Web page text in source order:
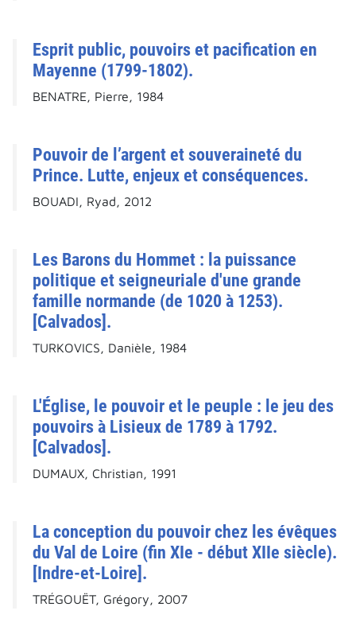
Esprit public, pouvoirs et pacification en
Mayenne (1799-1802).
BENATRE, Pierre, 1984
Pouvoir de l’argent et souveraineté du
Prince. Lutte, enjeux et conséquences.
BOUADI, Ryad, 2012
Les Barons du Hommet : la puissance
politique et seigneuriale d'une grande
famille normande (de 1020 à 1253).
[Calvados].
TURKOVICS, Danièle, 1984
L'Église, le pouvoir et le peuple : le jeu des
pouvoirs à Lisieux de 1789 à 1792.
[Calvados].
DUMAUX, Christian, 1991
La conception du pouvoir chez les évêques
du Val de Loire (fin XIe - début XIIe siècle).
[Indre-et-Loire].
TRÉGOUËT, Grégory, 2007